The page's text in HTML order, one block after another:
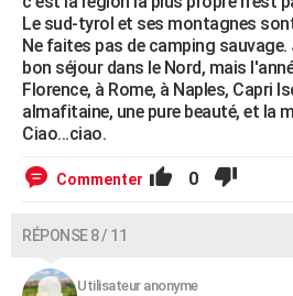
Le sud-tyrol et ses montagnes
Ne faites pas de camping
bon séjour dans le Nord, mais
Florence, à Rome, à Naples, Capri
almafitaine, une pure beauté, et la
Ciao...ciao.
Commenter 0
RÉPONSE 8 / 11
Utilisateur anonyme